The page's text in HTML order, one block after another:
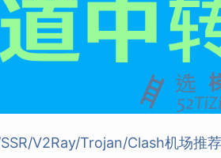
V2Ray/Trojan/Clash机场推